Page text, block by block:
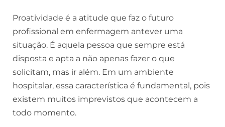
Proatividade é a atitude que faz o futuro
profissional em enfermagem antever uma
situação. É aquela pessoa que sempre está
disposta e apta a não apenas fazer o que
solicitam, mas ir além. Em um ambiente
hospitalar, essa característica é fundamental, pois
existem muitos imprevistos que acontecem a
todo momento.